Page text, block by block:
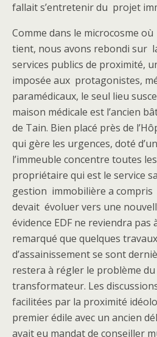
fallait s’entretenir du projet
Comme dans le microcosme
tient, nous avons rebondi sur
services publics de proximité,
imposée aux protagonistes,
paramédicaux, le seul lieu
maison médicale est l’ancien
de Tain. Bien placé près de
qui gère les urgences, doté
l’immeuble concentre toutes
propriétaire qui est le service
gestion immobilière a
devait évoluer vers une
évidence EDF ne reviendra pas
remarqué que quelques
d’assainissement se sont
restera à régler le problème du
transformateur. Les
facilitées par la proximité
premier édile avec un ancien
avait eu mandat de conseiller